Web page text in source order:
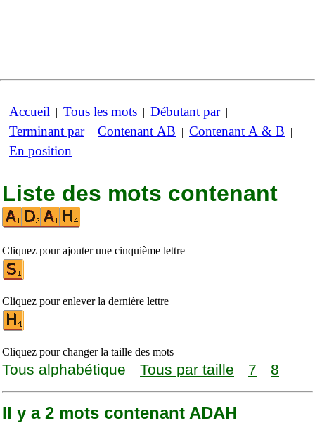
Accueil | Tous les mots | Débutant par|
Terminant par| Contenant AB | Contenant A & B |
En position
Liste des mots contenant
Cliquez pour ajouter une cinquième lettre
Cliquez pour enlever la dernière lettre
Cliquez pour changer la taille des mots
Tous alphabétique Tous par taille 7 8
Il y a 2 mots contenant ADAH